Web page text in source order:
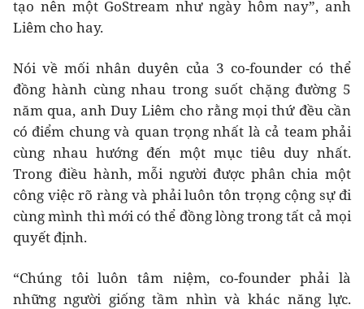
tạo nên một GoStream như ngày hôm nay”, anh
Liêm cho hay.
Nói về mối nhân duyên của 3 co-founder có thể
đồng hành cùng nhau trong suốt chặng đường 5
năm qua, anh Duy Liêm cho rằng mọi thứ đều cần
có điểm chung và quan trọng nhất là cả team phải
cùng nhau hướng đến một mục tiêu duy nhất.
Trong điều hành, mỗi người được phân chia một
công việc rõ ràng và phải luôn tôn trọng cộng sự đi
cùng mình thì mới có thể đồng lòng trong tất cả mọi
quyết định.
“Chúng tôi luôn tâm niệm, co-founder phải là
những người giống tầm nhìn và khác năng lực.